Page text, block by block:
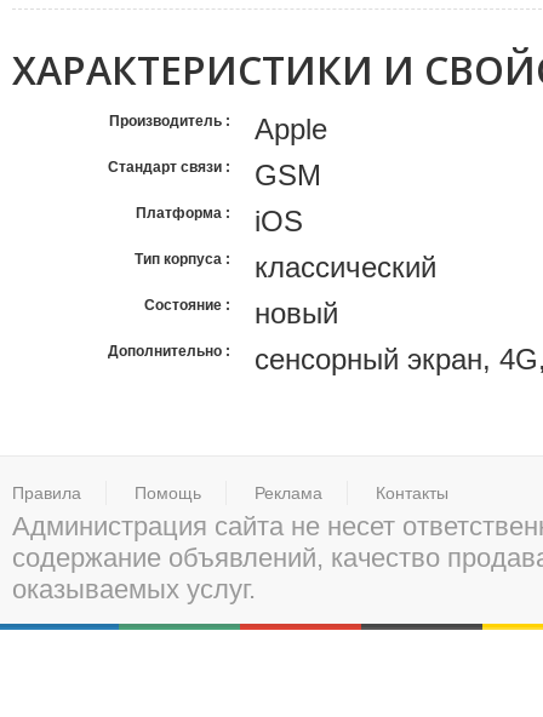
ХАРАКТЕРИСТИКИ И
Производитель Apple
Стандарт связи GSM
Платформа iOS
Тип корпуса классический
Состояние новый
Дополнительно сенсорный экран,
Правила Помощь Реклама Контакты
Администрация сайта не несет
содержание объявлений, качество
оказываемых услуг.